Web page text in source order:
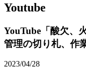
Youtube
YouTube「酸欠、
管理の切り札、作
2023/04/28